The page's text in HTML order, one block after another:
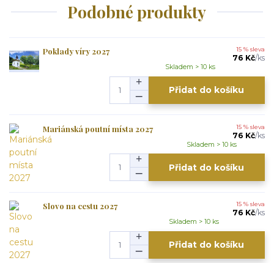
Podobné produkty
Poklady víry 2027 15 % sleva
76 Kč/ks
Skladem > 10 ks
Přidat do košíku
Mariánská poutní místa 2027 15 % sleva
76 Kč/ks
Skladem > 10 ks
Přidat do košíku
Slovo na cestu 2027 15 % sleva
76 Kč/ks
Skladem > 10 ks
Přidat do košíku